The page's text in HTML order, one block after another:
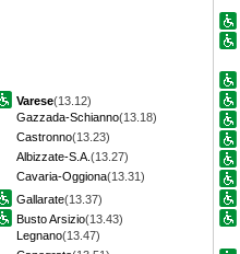
Varese(13.12)
Gazzada-Schianno(13.18)
Castronno(13.23)
Albizzate-S.A. (13.27)
Cavaria-Oggiona(13.31)
Gallarate(13.37)
Busto Arsizio(13.43)
Legnano(13.47)